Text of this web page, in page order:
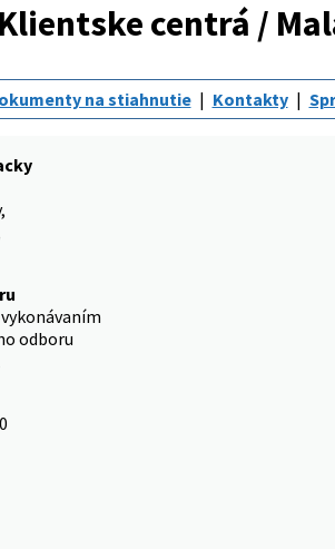
centrá /
na stiahnutie Kontakty
odboru